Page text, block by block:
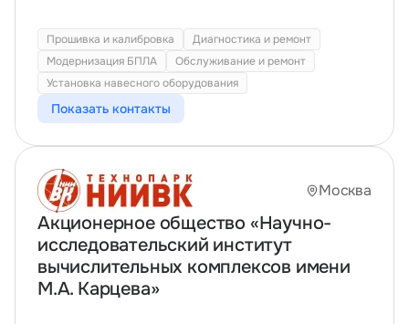
Прошивка и калибровка
Диагностика и ремонт
Модернизация БПЛА
Обслуживание и ремонт
Установка навесного оборудования
Показать контакты
Москва
Акционерное общество «Научно-
исследовательский институт
вычислительных комплексов имени
М.А. Карцева»